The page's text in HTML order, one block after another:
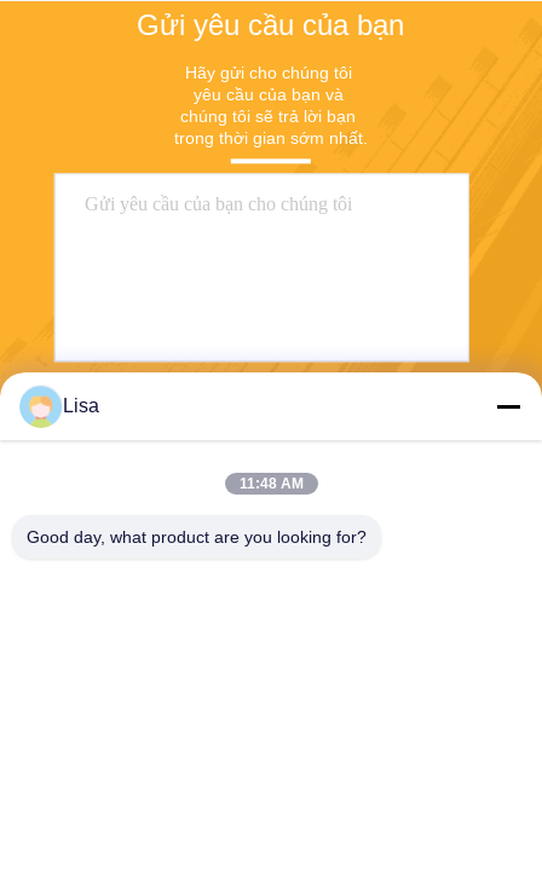
Gửi yêu cầu của bạn
Hãy gửi cho chúng tôi
yêu cầu của bạn và
chúng tôi sẽ trả lời bạn
trong thời gian sớm nhất.
Lisa
11:48 AM
Good day, what product are you looking for?